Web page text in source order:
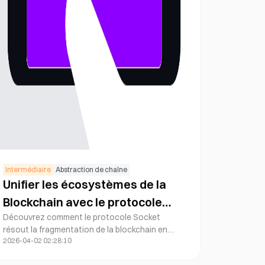
Intermédiaire Abstraction de chaîne
Unifier les écosystèmes de la
Blockchain avec le protocole
Socket
Découvrez comment le protocole Socket
résout la fragmentation de la blockchain en
permettant des interactions inter-chaînes
2026-04-02 02:28:10